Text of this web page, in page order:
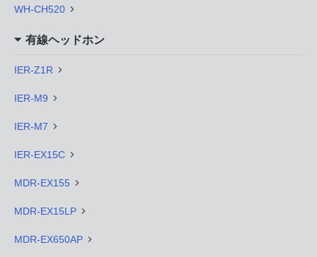
WH-CH520
有線ヘッドホン
IER-Z1R
IER-M9
IER-M7
IER-EX15C
MDR-EX155
MDR-EX15LP
MDR-EX650AP